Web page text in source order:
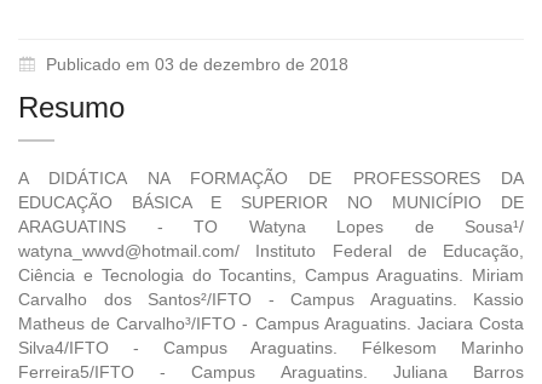
Publicado em 03 de dezembro de 2018
Resumo
A DIDÁTICA NA FORMAÇÃO DE PROFESSORES DA
EDUCAÇÃO BÁSICA E SUPERIOR NO MUNICÍPIO DE
ARAGUATINS - TO Watyna Lopes de Sousa¹/
watyna_wwvd@hotmail.com/ Instituto Federal de Educação,
Ciência e Tecnologia do Tocantins, Campus Araguatins. Miriam
Carvalho dos Santos²/IFTO - Campus Araguatins. Kassio
Matheus de Carvalho³/IFTO - Campus Araguatins. Jaciara Costa
Silva4/IFTO - Campus Araguatins. Félkesom Marinho
Ferreira5/IFTO - Campus Araguatins. Juliana Barros